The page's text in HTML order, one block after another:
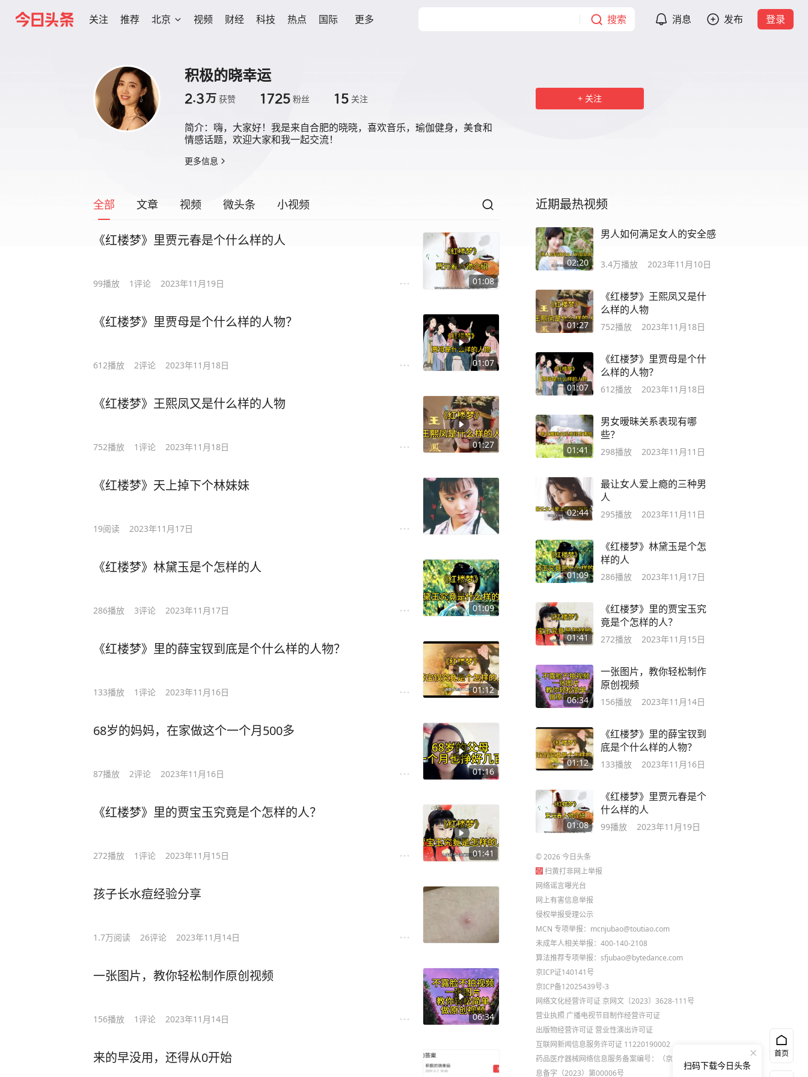
关注 推荐 北京 视频 财经 科技 热点 国际 更多 搜索 消息 发布 登录
积极的晓幸运
2.3万 获赞 1725 粉丝 15 关注
简介： 嗨，大家好！我是来自合肥的晓晓，喜欢音乐，瑜伽健身，美食和
情感话题，欢迎大家和我一起交流！
更多信息
关注
全部 文章 视频 微头条 小视频
01:08
《红楼梦》里贾元春是个什么样的人
99播放 1评论 2023年11月19日
01:07
《红楼梦》里贾母是个什么样的人物？
612播放 2评论 2023年11月18日
01:27
《红楼梦》王熙凤又是什么样的人物
752播放 1评论 2023年11月18日
《红楼梦》天上掉下个林妹妹
19阅读 2023年11月17日
01:09
《红楼梦》林黛玉是个怎样的人
286播放 3评论 2023年11月17日
01:12
《红楼梦》里的薛宝钗到底是个什么样的人物？
133播放 1评论 2023年11月16日
01:16
68岁的妈妈，在家做这个一个月500多
87播放 2评论 2023年11月16日
01:41
《红楼梦》里的贾宝玉究竟是个怎样的人？
272播放 1评论 2023年11月15日
孩子长水痘经验分享
1.7万阅读 26评论 2023年11月14日
06:34
一张图片，教你轻松制作原创视频
156播放 1评论 2023年11月14日
来的早没用，还得从0开始
近期最热视频
02:20
男人如何满足女人的安全感
3.4万播放 2023年11月10日
01:27
《红楼梦》王熙凤又是什
么样的人物
752播放 2023年11月18日
01:07
《红楼梦》里贾母是个什
么样的人物？
612播放 2023年11月18日
01:41
男女暧昧关系表现有哪
些？
298播放 2023年11月11日
02:44
最让女人爱上瘾的三种男
人
295播放 2023年11月11日
01:09
《红楼梦》林黛玉是个怎
样的人
286播放 2023年11月17日
01:41
《红楼梦》里的贾宝玉究
竟是个怎样的人？
272播放 2023年11月15日
06:34
一张图片，教你轻松制作
原创视频
156播放 2023年11月14日
01:12
《红楼梦》里的薛宝钗到
底是个什么样的人物？
133播放 2023年11月16日
01:08
《红楼梦》里贾元春是个
什么样的人
99播放 2023年11月19日
©2026今日头条
扫黄打非网上举报
网络谣言曝光台
网上有害信息举报
侵权举报受理公示
MCN 专项举报：mcnjubao@toutiao.com
未成年人相关举报：400-140-2108
算法推荐专项举报：sfjubao@bytedance.com
京ICP证140141号
京ICP备12025439号-3
网络文化经营许可证 京网文〔2023〕3628-111号
营业执照 广播电视节目制作经营许可证
出版物经营许可证 营业性演出许可证
互联网新闻信息服务许可证 11220190002
药品医疗器械网络信息服务备案编号：（京）网药械信
息备字（2023）第00006号
首页
扫码下载今日头条